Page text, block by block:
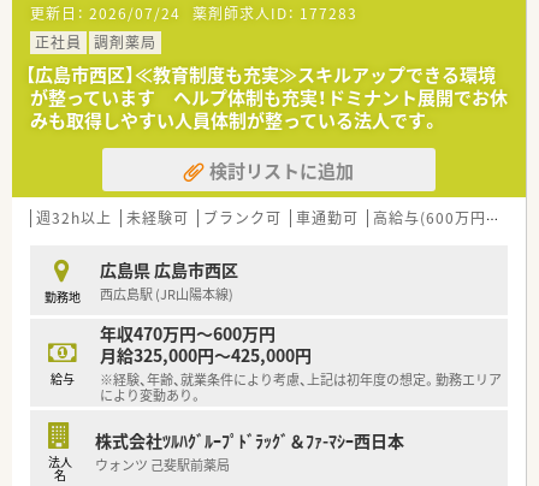
【求人情報について】
■正社員の募集となり、年収はご経験や年齢を考慮の上で470万
円から最高600万円までのご提示が可能です。
■毎月の給与には75,000円の薬剤師手当が含まれており、世帯
主の方には15,000円の住宅手当も支給されます。
■賞与は年2回支給され基本給の約4.5ヶ月分の実績があるため、
安定した収入を得ながら長く働くことができます。
【想定される業務内容】
■調剤や監査および服薬指導を中心とした業務をお任せし、レジ
■地域の患者様のご自宅や施設へ伺う在宅医療にも注力してお
り、他職種と連携した居宅療養管理指導も実施します。
■調剤業務の合間には第一類医薬品の販売や健康相談など、専門
知識を活かしたOTC関連の対応も行っていただきます。
【こんな取り組みをしています】
■健康サポート薬局としての役割を果たすため、地域住民に向け
た健康セミナーを年間で130回以上開催しています。
■従業員のワークライフバランスを推進し、有給休暇の取得促進
や男性社員の育児休暇取得に向けた支援を行っています。
更新日： 2026/07/24 薬剤師求人ID： 177283
正社員
調剤薬局
【広島市西区】≪教育制度も充実≫スキルアップできる環境
が整っています ヘルプ体制も充実！ドミナント展開でお休
みも取得しやすい人員体制が整っている法人です。
検討リストに追加
週32h以上 未経験可 ブランク可 車通勤可 高給与(600万円以上)
勤務地
広島県 広島市西区
西広島駅 (JR山陽本線)
給与
年収470万円～600万円
月給325,000円～425,000円
※経験、年齢、就業条件により考慮、上記は初年度の想定。勤務エリア
により変動あり。
法人
名
株式会社ﾂﾙﾊｸﾞﾙｰﾌﾟﾄﾞﾗｯｸﾞ＆ﾌｧ-ﾏｼｰ西日本
ウォンツ 己斐駅前薬局